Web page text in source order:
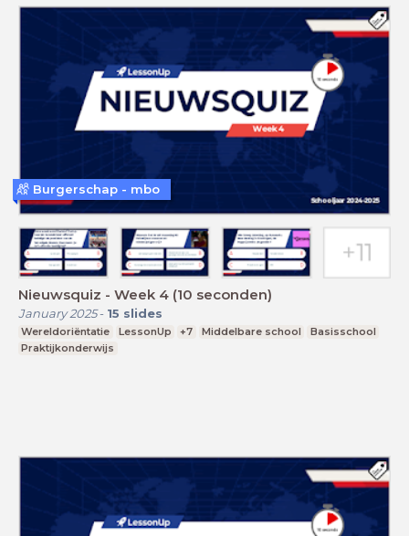
Nieuwsquiz - Week 4 (10 seconden)
January 2025- 15 slides
Wereldoriëntatie LessonUp +7 Middelbare school
Basisschool
Praktijkonderwijs
Burgerschap - mbo